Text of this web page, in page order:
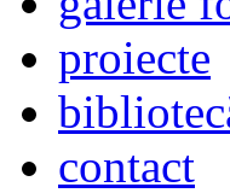
proiecte
contact